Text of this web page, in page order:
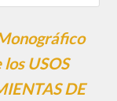
USOS
DE